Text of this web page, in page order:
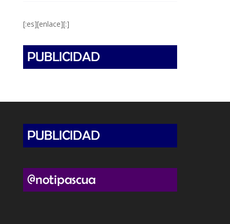
[:es][enlace][:]